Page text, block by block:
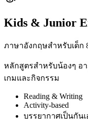
Kids & Junior
ภาษาอังกฤษสำหรับเด็ก
หลักสูตรสำหรับน้องๆ อา
เกมและกิจกรรม
Reading & Writing
Activity-based
บรรยากาศเป็นกันเ